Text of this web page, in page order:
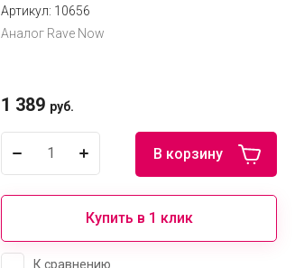
Артикул: 10656
Аналог Rave Now
1 389 руб.
В корзину
Купить в 1 клик
К сравнению